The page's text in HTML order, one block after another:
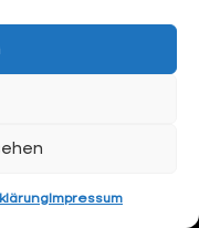
Impressum
Design:Arne Hupe